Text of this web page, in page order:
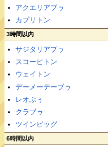
アクエリアブゥ
カプリトン
3時間以内
サジタリアブゥ
スコーピトン
ウェイトン
デーメーテーブゥ
レオぶぅ
クラブゥ
ツインピッグ
6時間以内